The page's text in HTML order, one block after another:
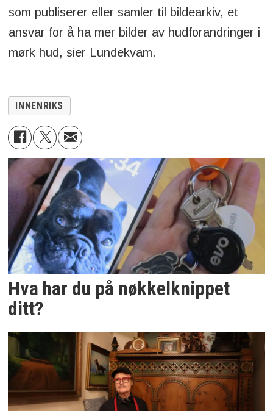
som publiserer eller samler til bildearkiv, et
ansvar for å ha mer bilder av hudforandringer i
mørk hud, sier Lundekvam.
INNENRIKS
Hva har du på nøkkelknippet
ditt?